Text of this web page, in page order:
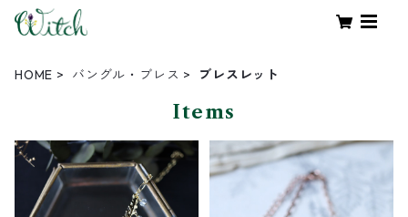
HOME バングル・ブレス ブレスレット
Items